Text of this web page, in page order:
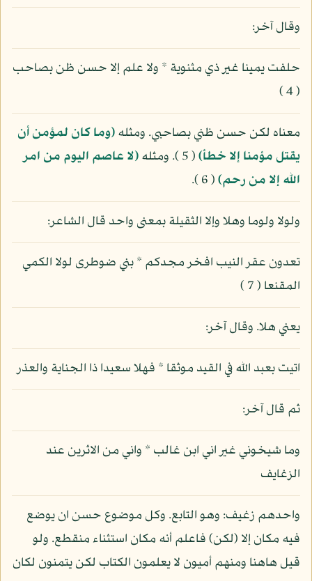
وقال آخر:
حلفت يمينا غير ذي مثنوية * ولا علم إلا حسن ظن بصاحب
( 4 )
معناه لكن حسن ظني بصاحبي. ومثله(وما كان لمؤمن أن
يقتل مؤمنا إلا خطأ)( 5 ). ومثله
(لا عاصم اليوم من امر
الله إلا من رحم)( 6 ).
ولولا ولوما وهلا وإلا الثقيلة بمعنى واحد قال الشاعر:
تعدون عقر النيب افخر مجدكم * بني ضوطرى لولا الكمي
المقنعا ( 7 )
يعني هلا. وقال آخر:
اتيت بعبد الله في القيد موثقا * فهلا سعيدا ذا الجناية والعذر
ثم قال آخر:
وما شيخوني غير اني ابن غالب * واني من الاثرين عند
الزغايف
واحدهم زغيف: وهو التابع. وكل موضوع حسن ان يوضع
فيه مكان إلا (لكن) فاعلم أنه مكان استثناء منقطع. ولو
قيل هاهنا ومنهم أميون لا يعلمون الكتاب لكن يتمنون لكان